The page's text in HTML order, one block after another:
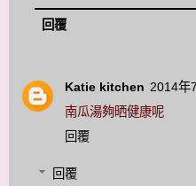
回覆
Katie kitchen 2014年
南瓜湯夠晒健康呢
回覆
回覆